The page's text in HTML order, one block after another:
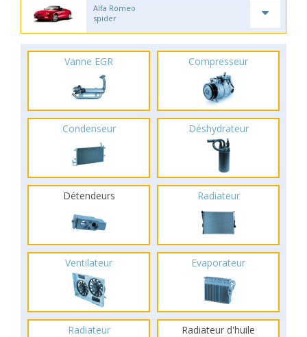
Alfa Romeo
spider
Vanne EGR Compresseur
Condenseur Déshydrateur
Détendeurs Radiateur
Ventilateur Evaporateur
Radiateur Radiateur d'huile